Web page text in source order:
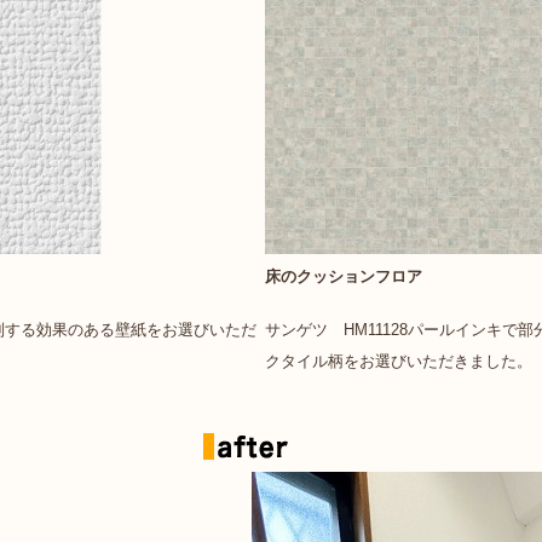
る効果のある壁紙をお選びいただ
床のクッションフロア
サンゲツ HM11128パールインキで部
クタイル柄をお選びいただきました。